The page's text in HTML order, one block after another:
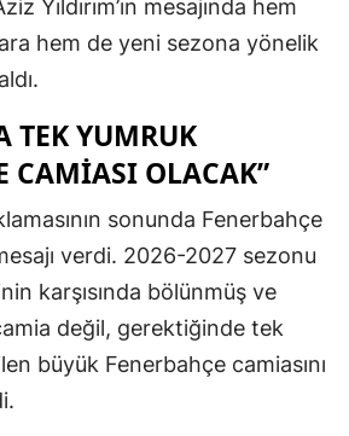
Yıldırım’ın mesajında hem
hem de yeni sezona yönelik
TEK YUMRUK
CAMIASI OLACAK”
sonunda Fenerbahçe
verdi. 2026-2027 sezonu
karşısında bölünmüş ve
değil, gerektiğinde tek
büyük Fenerbahçe camiasını